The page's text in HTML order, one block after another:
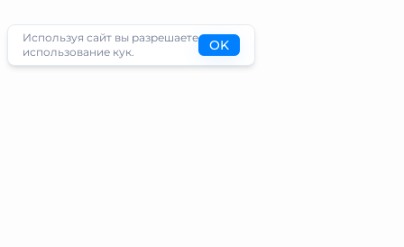
Используя сайт вы разрешаете
использование кук.
OK